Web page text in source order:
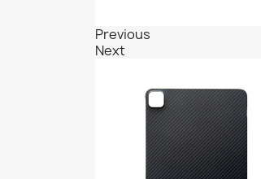
Previous
Next